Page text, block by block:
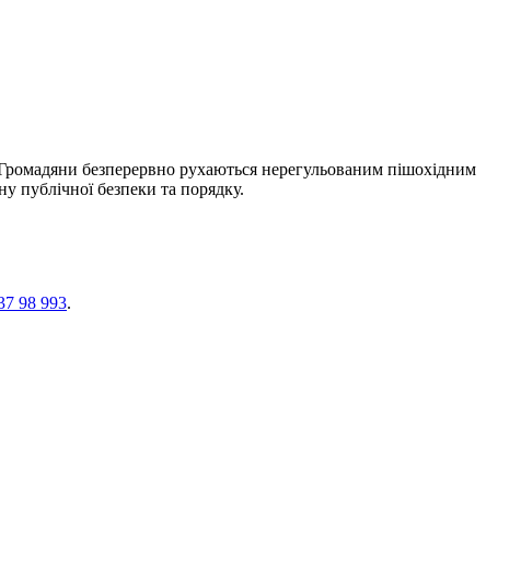
безперервно рухаються нерегульованим пішохідним
публічної безпеки та порядку.
98 993.